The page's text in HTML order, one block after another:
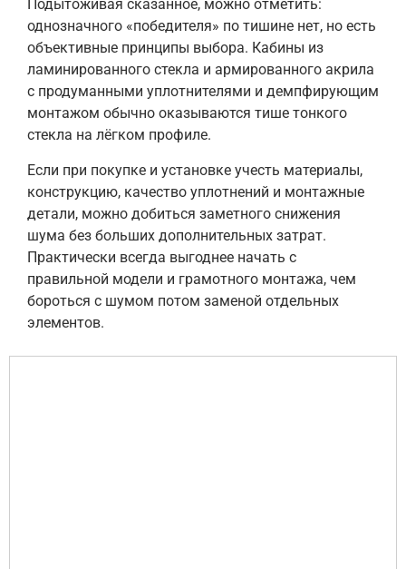
Подытоживая сказанное, можно отметить:
однозначного «победителя» по тишине нет, но есть
объективные принципы выбора. Кабины из
ламинированного стекла и армированного акрила
с продуманными уплотнителями и демпфирующим
монтажом обычно оказываются тише тонкого
стекла на лёгком профиле.
Если при покупке и установке учесть материалы,
конструкцию, качество уплотнений и монтажные
детали, можно добиться заметного снижения
шума без больших дополнительных затрат.
Практически всегда выгоднее начать с
правильной модели и грамотного монтажа, чем
бороться с шумом потом заменой отдельных
элементов.